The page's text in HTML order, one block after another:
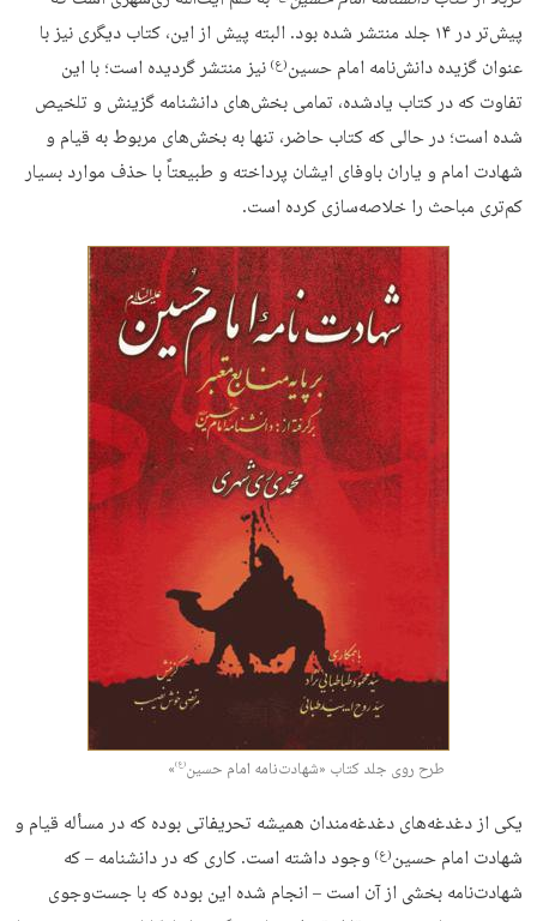
پیش‌تر در ۱۴ جلد منتشر شده بود. البته پیش از این، کتاب دیگرى نیز با
عنوان گزیده دانش‌‏نامه امام حسین(ع) نیز منتشر گردیده است؛ با این
تفاوت که در کتاب یادشده، تمامى بخش‌‏هاى دانش‏نامه گزینش و تلخیص
شده است؛ در حالى که کتاب حاضر، تنها به بخش‏‌هاى مربوط به قیام و
شهادت امام و یاران باوفاى ایشان پرداخته و طبیعتاً با حذف موارد بسیار
کم‌ترى مباحث را خلاصه‌‌سازى کرده است.
طرح روی جلد کتاب «شهادت‌نامه امام حسین(ع)»
یکی از دغدغه‌های دغدغه‌مندان همیشه تحریفاتی بوده که در مسأله قیام و
شهادت امام حسین(ع) وجود داشته است. کاری که در دانشنامه – که
شهادت‌نامه بخشی از آن است – انجام شده این بوده که با جست‌وجوی